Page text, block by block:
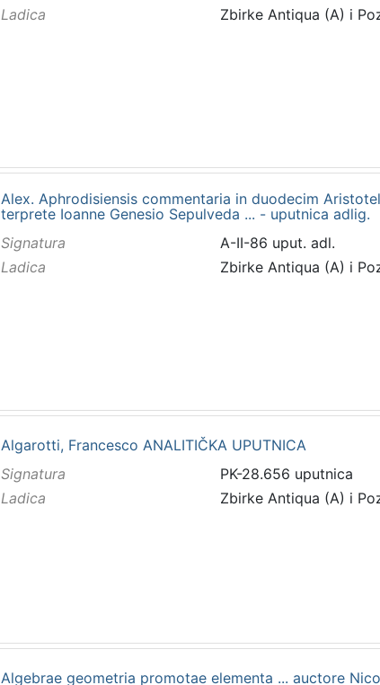
Ladica
Zbirke Antiqua (A) i
Alex. Aphrodisiensis commentaria in duodecim
terprete Ioanne Genesio Sepulveda ... - uputnica adlig.
Signatura
A-II-86 uput. adl.
Ladica
Zbirke Antiqua (A) i
Algarotti, Francesco ANALITIČKA UPUTNICA
Signatura
PK-28.656 uputnica
Ladica
Zbirke Antiqua (A) i
Algebrae geometria promotae elementa ... auctore